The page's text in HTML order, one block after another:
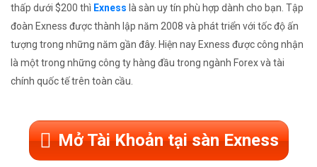
thấp dưới $200 thì Exness là sàn uy tín phù hợp dành cho bạn. Tập
đoàn Exness được thành lập năm 2008 và phát triển với tốc độ ấn
tượng trong những năm gần đây. Hiện nay Exness được công nhận
là một trong những công ty hàng đầu trong ngành Forex và tài
chính quốc tế trên toàn cầu.
Mở Tài Khoản tại sàn Exness